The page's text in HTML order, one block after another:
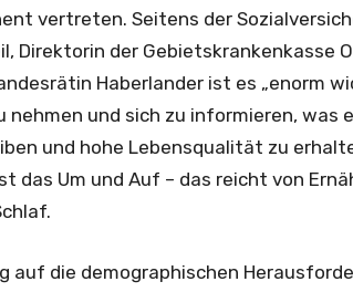
vertreten. Seitens der
Direktorin der Gebietskrankenkasse
Haberlander ist es „enorm
nehmen und sich zu informieren, was
und hohe Lebensqualität zu
das Um und Auf – das reicht von
auf die demographischen